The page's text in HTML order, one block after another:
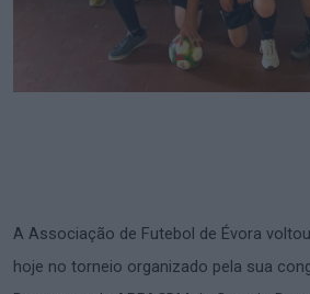
A Associação de Futebol de Évora
hoje no torneio organizado pela sua